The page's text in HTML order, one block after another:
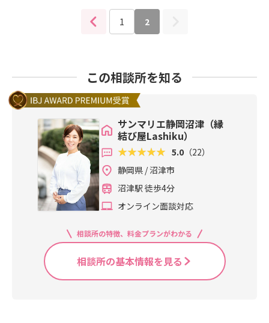
れ続けた会員様だからこそお相手女
性もしっかりとそのお気持ちを受け
止めてくれたのだと私は思います。
会3か月でご成婚退会の運びとなりま
した♡結婚式にご招待頂いた時は天
にも昇るような気持でした(˘ω˘)とて
が止まらない私(笑)そんな時会員様
がそばに来て下さり、会『入会時は
もし結婚が決まらなかったとしても
髙橋さんとバカ話して楽しく過ごせ
たらいいか！と思ってました！』私
「(笑)そのように言って頂けてとて
も嬉しいです(*´ω`*)会『こうして
りがとうございました。』はい！涙
腺崩壊でございます！！(つд⊂)ｴｰﾝ
✨周りの方に温かく見守られ幸せそ
うに見つめ合うお2人は光を放つほど
キラキラと輝いて見えました。お2人
やけてしまうほどでした（´∀｀*）ｳ
ﾌﾌ今までお見合いの度に上手くいか
についてまでお話が出、そしてそれ
を叶えてあげたいとまでお話しくだ
さいました(≧◇≦)意気投合したお
二人の勢いは止まりません！！1回目
のデートでは既にお互いに結婚の意
思があるかとのお話になり、すぐに
真剣交際(*´ω`*)色々なご不安が後
に出ないよう会えない時間も連絡を
しっかり取り合いお話を重ねられて
のは逆に大丈夫かな？』と会員様が
山の要素が重なって今の出会いがあ
ること。そしてこのような出会いは
遅すぎず早すぎず必ず必要なタイミ
ングで訪れます。この出会いを大切
1 2
この相談所を知る
サンマリエ静岡沼津（縁
結び屋Lashiku）
5.0 （22）
静岡県 / 沼津市
沼津駅 徒歩4分
オンライン面談対応
相談所の特徴、料金プランがわかる
相談所の基本情報を見る